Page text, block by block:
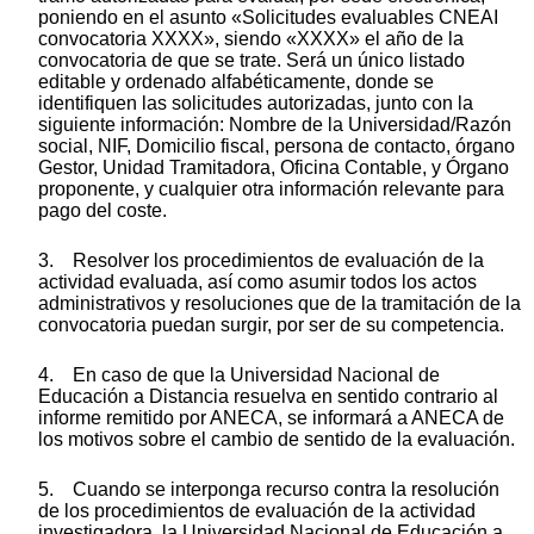
poniendo en el asunto «Solicitudes evaluables CNEAI
convocatoria XXXX», siendo «XXXX» el año de la
convocatoria de que se trate. Será un único listado
editable y ordenado alfabéticamente, donde se
identifiquen las solicitudes autorizadas, junto con la
siguiente información: Nombre de la Universidad/Razón
social, NIF, Domicilio fiscal, persona de contacto, órgano
Gestor, Unidad Tramitadora, Oficina Contable, y Órgano
proponente, y cualquier otra información relevante para
pago del coste.
3. Resolver los procedimientos de evaluación de la
actividad evaluada, así como asumir todos los actos
administrativos y resoluciones que de la tramitación de la
convocatoria puedan surgir, por ser de su competencia.
4. En caso de que la Universidad Nacional de
Educación a Distancia resuelva en sentido contrario al
informe remitido por ANECA, se informará a ANECA de
los motivos sobre el cambio de sentido de la evaluación.
5. Cuando se interponga recurso contra la resolución
de los procedimientos de evaluación de la actividad